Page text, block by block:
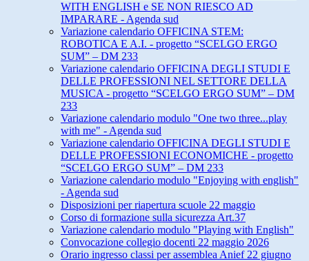
WITH ENGLISH e SE NON RIESCO AD
IMPARARE - Agenda sud
Variazione calendario OFFICINA STEM:
ROBOTICA E A.I. - progetto “SCELGO ERGO
SUM” – DM 233
Variazione calendario OFFICINA DEGLI STUDI E
DELLE PROFESSIONI NEL SETTORE DELLA
MUSICA - progetto “SCELGO ERGO SUM” – DM
233
Variazione calendario modulo "One two three...play
with me" - Agenda sud
Variazione calendario OFFICINA DEGLI STUDI E
DELLE PROFESSIONI ECONOMICHE - progetto
“SCELGO ERGO SUM” – DM 233
Variazione calendario modulo "Enjoying with english"
- Agenda sud
Disposizioni per riapertura scuole 22 maggio
Corso di formazione sulla sicurezza Art.37
Variazione calendario modulo "Playing with English"
Convocazione collegio docenti 22 maggio 2026
Orario ingresso classi per assemblea Anief 22 giugno